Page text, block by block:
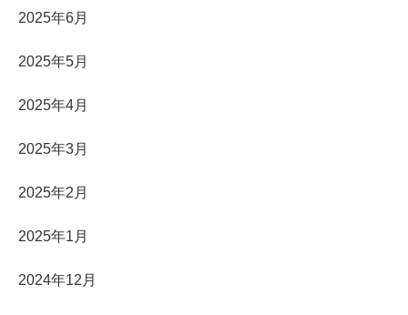
2025年6月
2025年5月
2025年4月
2025年3月
2025年2月
2025年1月
2024年12月